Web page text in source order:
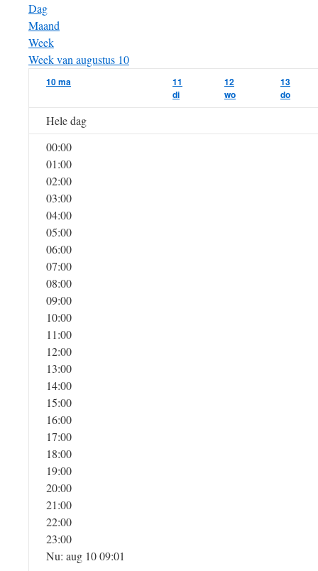
Dag
Maand
Week
Week van augustus 10
10ma
11
di
12
wo
13
do
Hele dag
00:00
01:00
02:00
03:00
04:00
05:00
06:00
07:00
08:00
09:00
10:00
11:00
12:00
13:00
14:00
15:00
16:00
17:00
18:00
19:00
20:00
21:00
22:00
23:00
Nu: aug 10 09:01